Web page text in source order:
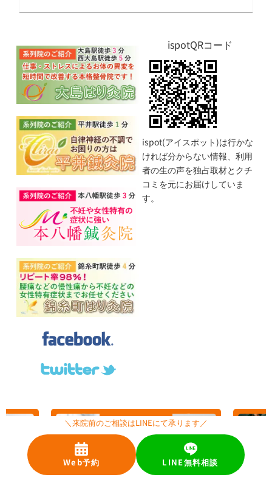
ispotQRコード
ispot(アイスポット)は行かな
ければ分からない情報、利用
者の生の声を独占取材とクチ
コミを元にお届けしていま
す。
自律神経の改善
＼来院前のご相談はLINEにて承ります／
Web予約 LINE無料相談